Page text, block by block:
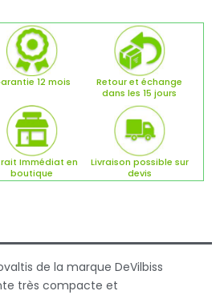
12 mois
Retour et échange
dans les 15 jours
Immédiat en
boutique
Livraison possible sur
devis
de la marque DeVilbiss
très compacte et